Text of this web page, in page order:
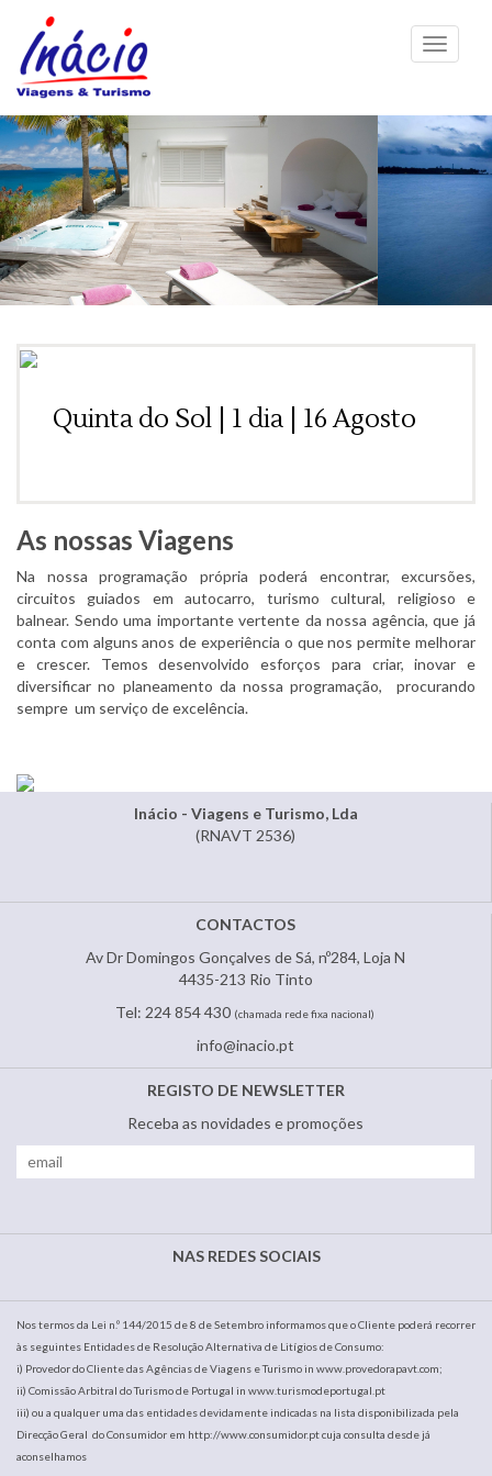
Toggle
Quinta do Sol | 1 dia | 16 Agosto
As nossas Viagens
Na nossa programação própria poderá encontrar, excursões,
circuitos guiados em autocarro, turismo cultural, religioso e
balnear. Sendo uma importante vertente da nossa agência, que já
conta com alguns anos de experiência o que nos permite melhorar
e crescer. Temos desenvolvido esforços para criar, inovar e
diversificar no planeamento da nossa programação, procurando
sempre um serviço de excelência.
Inácio - Viagens e Turismo, Lda
(RNAVT 2536)
CONTACTOS
Av Dr Domingos Gonçalves de Sá, nº284, Loja N
4435-213 Rio Tinto
Tel: 224 854 430 (chamada rede fixa nacional)
info@inacio.pt
REGISTO DE NEWSLETTER
Receba as novidades e promoções​
NAS REDES SOCIAIS
Nos termos da Lei n.º 144/2015 de 8 de Setembro informamos que o Cliente poderá recorrer
às seguintes Entidades de Resolução Alternativa de Litígios de Consumo:
i) Provedor do Cliente das Agências de Viagens e Turismo in www.provedorapavt.com;
ii) Comissão Arbitral do Turismo de Portugal in www.turismodeportugal.pt
iii) ou a qualquer uma das entidades devidamente indicadas na lista disponibilizada pela
Direcção Geral do Consumidor em http://www.consumidor.pt cuja consulta desde já
aconselhamos